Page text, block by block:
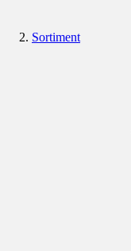
Sortiment